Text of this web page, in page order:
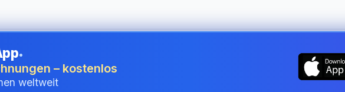
Unternehmen in Germany
•
– kostenlos
weltweit